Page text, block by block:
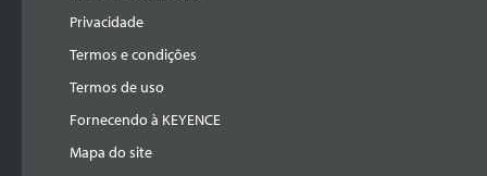
Privacidade
Termos e condições
Termos de uso
Fornecendo à KEYENCE
Mapa do site